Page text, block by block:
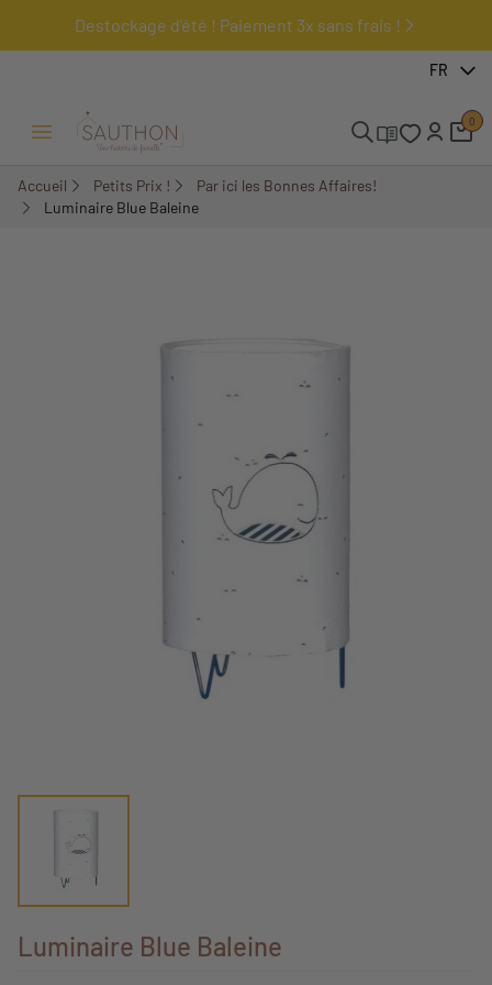
Destockage d'été ! Paiement 3x sans frais !
FR
Ouvrir/Fermer menu
0
Accueil Petits Prix !
Par ici les Bonnes Affaires!
Luminaire Blue Baleine
-57,6%
Luminaire Blue Baleine